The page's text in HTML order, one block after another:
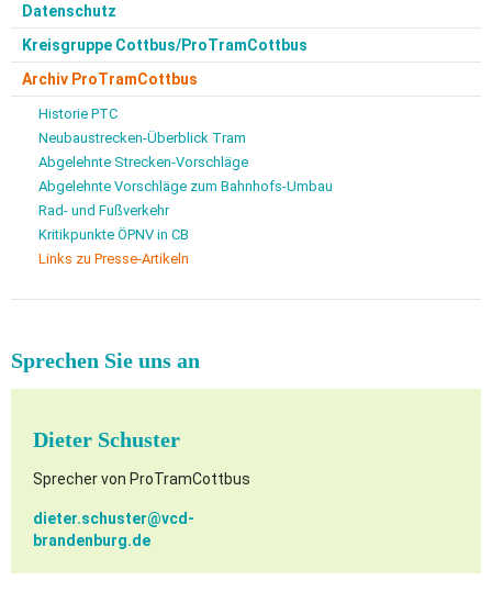
Datenschutz
Kreisgruppe Cottbus/ProTramCottbus
Archiv ProTramCottbus
Historie PTC
Neubaustrecken-Überblick Tram
Abgelehnte Strecken-Vorschläge
Abgelehnte Vorschläge zum Bahnhofs-Umbau
Rad- und Fußverkehr
Kritikpunkte ÖPNV in CB
Links zu Presse-Artikeln
Sprechen Sie uns an
Dieter Schuster
Sprecher von ProTramCottbus
dieter.schuster@vcd-
brandenburg.de